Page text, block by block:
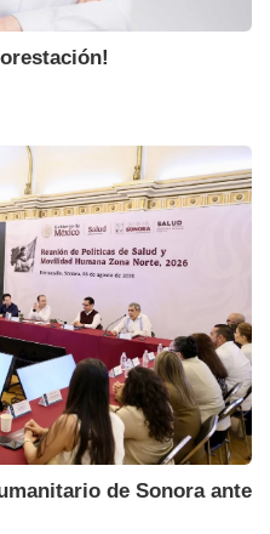
de Sonora ante